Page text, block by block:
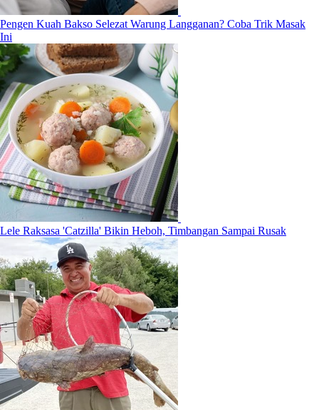
Pengen Kuah Bakso Selezat Warung Langganan? Coba Trik Masak
Ini
Lele Raksasa 'Catzilla' Bikin Heboh, Timbangan Sampai Rusak